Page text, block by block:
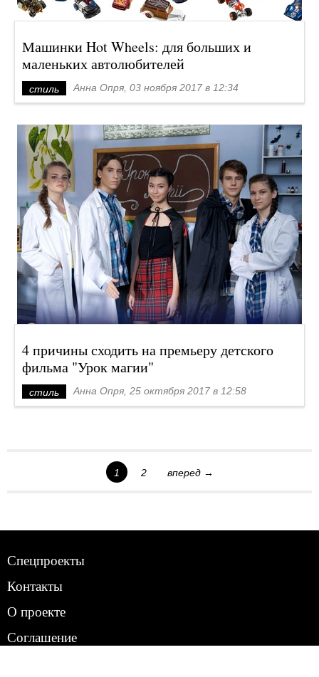
Машинки Hot Wheels: для больших и
маленьких автолюбителей
стиль Анна Опря, 03 ноября 2017 в 12:34
4 причины сходить на премьеру детского
фильма "Урок магии"
стиль Анна Опря, 25 октября 2017 в 12:58
1 2 вперед →
Спецпроекты
Контакты
О проекте
Соглашение